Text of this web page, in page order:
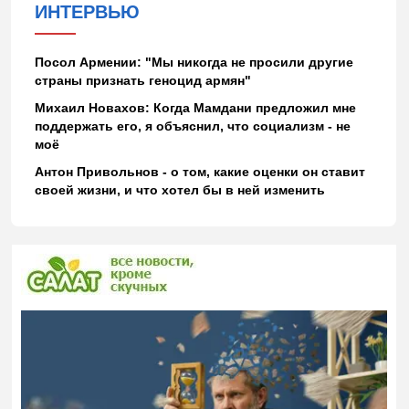
ИНТЕРВЬЮ
Посол Армении: "Мы никогда не просили другие
страны признать геноцид армян"
Михаил Новахов: Когда Мамдани предложил мне
поддержать его, я объяснил, что социализм - не
моё
Антон Привольнов - о том, какие оценки он ставит
своей жизни, и что хотел бы в ней изменить